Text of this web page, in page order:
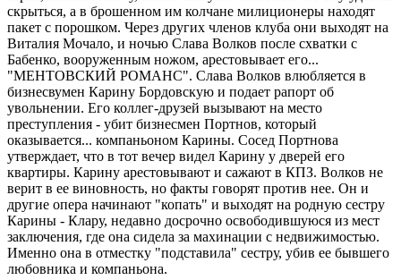
скрыться, а в брошенном им колчане милиционеры находят
пакет с порошком. Через других членов клуба они выходят на
Виталия Мочало, и ночью Слава Волков после схватки с
Бабенко, вооруженным ножом, арестовывает его...
"МЕНТОВСКИЙ РОМАНС". Слава Волков влюбляется в
бизнесвумен Карину Бордовскую и подает рапорт об
увольнении. Его коллег-друзей вызывают на место
преступления - убит бизнесмен Портнов, который
оказывается... компаньоном Карины. Сосед Портнова
утверждает, что в тот вечер видел Карину у дверей его
квартиры. Карину арестовывают и сажают в КПЗ. Волков не
верит в ее виновность, но факты говорят против нее. Он и
другие опера начинают "копать" и выходят на родную сестру
Карины - Клару, недавно досрочно освободившуюся из мест
заключения, где она сидела за махинации с недвижимостью.
Именно она в отместку "подставила" сестру, убив ее бывшего
любовника и компаньона.